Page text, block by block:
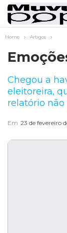
Home Artigos
Chegou a
eleitoreira,
relatório não
Em 23 de fevereiro